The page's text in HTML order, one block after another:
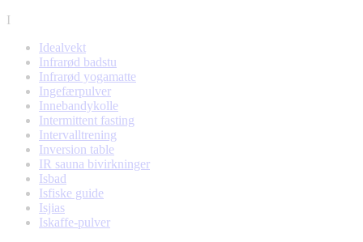
I
Idealvekt
Infrarød badstu
Infrarød yogamatte
Ingefærpulver
Innebandykolle
Intermittent fasting
Intervalltrening
Inversion table
IR sauna bivirkninger
Isbad
Isfiske guide
Isjias
Iskaffe-pulver